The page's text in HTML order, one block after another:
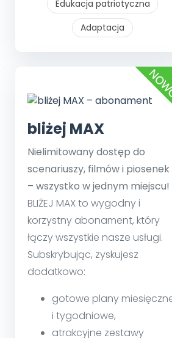
Edukacja patriotyczna
Adaptacja
bliżej MAX
Nielimitowany dostęp do
scenariuszy, filmów i piosenek
– wszystko w jednym miejscu!
BLIŻEJ MAX to wygodny i
korzystny abonament, który
łączy wszystkie nasze usługi.
Subskrybując, zyskujesz
dodatkowo:
gotowe plany
i tygodniowe,
atrakcyjne zestawy